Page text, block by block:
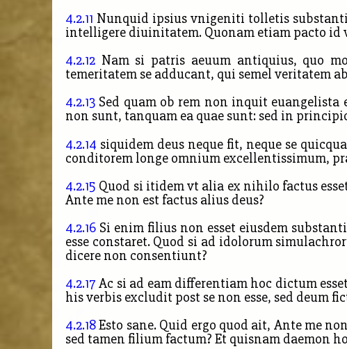
4.2.11 Nunquid ipsius vnigeniti tolletis
intelligere diuinitatem. Quonam etiam pacto id
4.2.12 Nam si patris aeuum antiquius, quo
temeritatem se adducant, qui semel veritatem
4.2.13 Sed quam ob rem non inquit
non sunt, tanquam ea quae sunt: sed in
4.2.14 siquidem deus neque fit, neque se
conditorem longe omnium excellentissimum,
4.2.15 Quod si itidem vt alia ex nihilo factus
Ante me non est factus alius deus?
4.2.16 Si enim filius non esset eiusdem
esse constaret. Quod si ad idolorum
dicere non consentiunt?
4.2.17 Ac si ad eam differentiam hoc dictum
his verbis excludit post se non esse, sed deum
4.2.18Esto sane. Quid ergo quod ait, Ante me non
sed tamen filium factum? Et quisnam daemon